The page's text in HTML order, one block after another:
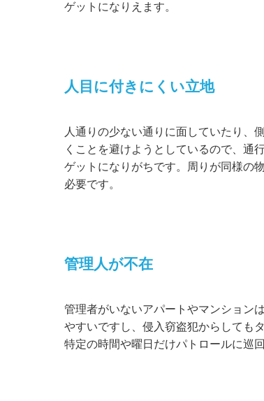
ゲットになりえます。
人目に付きにくい立地
人通りの少ない通りに面していたり、
くことを避けようとしているので、通
ゲットになりがちです。周りが同様の
必要です。
管理人が不在
管理者がいないアパートやマンション
やすいですし、侵入窃盗犯からしても
特定の時間や曜日だけパトロールに巡